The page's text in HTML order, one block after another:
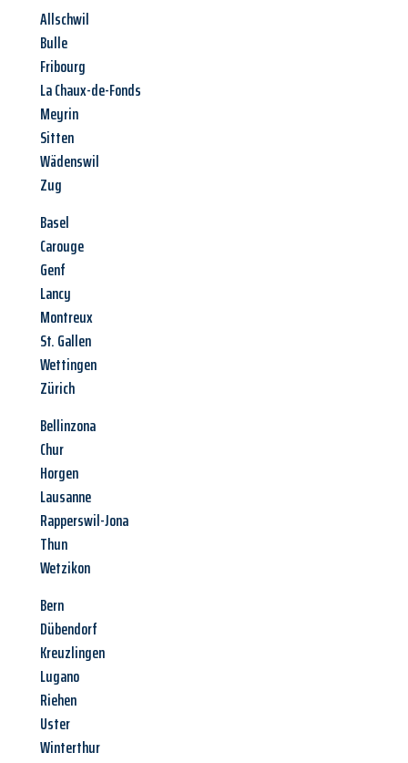
Allschwil
Bulle
Fribourg
La Chaux-de-Fonds
Meyrin
Sitten
Wädenswil
Zug
Basel
Carouge
Genf
Lancy
Montreux
St. Gallen
Wettingen
Zürich
Bellinzona
Chur
Horgen
Lausanne
Rapperswil-Jona
Thun
Wetzikon
Bern
Dübendorf
Kreuzlingen
Lugano
Riehen
Uster
Winterthur